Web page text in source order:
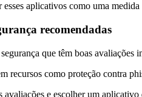
esses aplicativos como uma
recomendadas
que têm boas
recursos como proteção contra
e escolher um aplicativo